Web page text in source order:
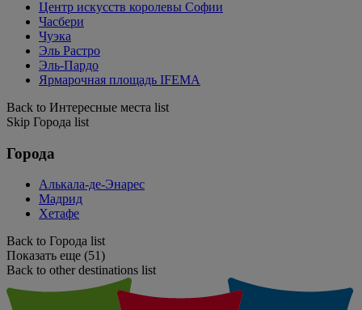
Центр искусств королевы Софии
Часбери
Чуэка
Эль Растро
Эль-Пардо
Ярмарочная площадь IFEMA
Back to Интересные места list
Skip Города list
Города
Алькала-де-Энарес
Мадрид
Хетафе
Back to Города list
Показать еще (51)
Back to other destinations list